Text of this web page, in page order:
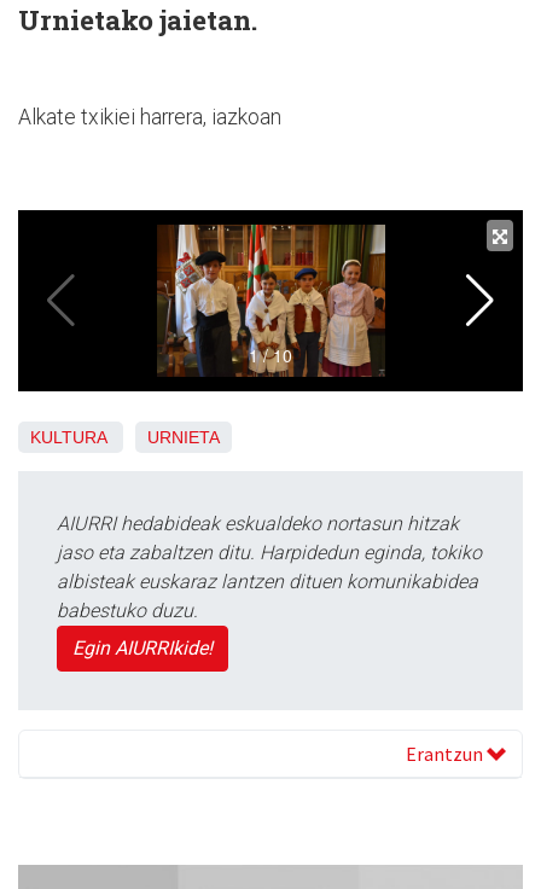
Urnietako jaietan.
Alkate txikiei harrera, iazkoan
KULTURA URNIETA
AIURRI hedabideak eskualdeko nortasun hitzak
jaso eta zabaltzen ditu. Harpidedun eginda, tokiko
albisteak euskaraz lantzen dituen komunikabidea
babestuko duzu.
Egin AIURRIkide!
Erantzun